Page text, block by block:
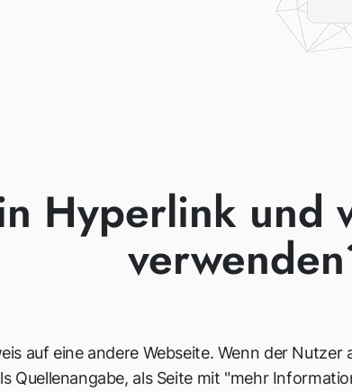
Hyperlink und
auf eine andere Webseite. Wenn der
Quellenangabe, als Seite mit "mehr